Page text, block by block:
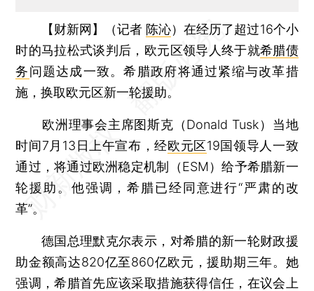
【财新网】（记者 陈沁）在经历了超过16个小
时的马拉松式谈判后，欧元区领导人终于就希腊债
务问题达成一致。希腊政府将通过紧缩与改革措
施，换取欧元区新一轮援助。
欧洲理事会主席图斯克（Donald Tusk）当地
时间7月13日上午宣布，经欧元区19国领导人一致
通过，将通过欧洲稳定机制（ESM）给予希腊新一
轮援助。他强调，希腊已经同意进行“严肃的改
革”。
德国总理默克尔表示，对希腊的新一轮财政援
助金额高达820亿至860亿欧元，援助期三年。她
强调，希腊首先应该采取措施获得信任，在议会上